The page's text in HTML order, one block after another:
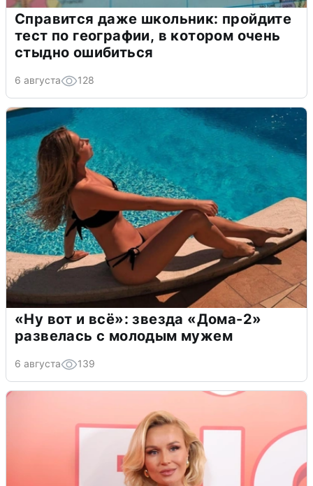
Справится даже школьник: пройдите
тест по географии, в котором очень
стыдно ошибиться
6 августа 128
«Ну вот и всё»: звезда «Дома-2»
развелась с молодым мужем
6 августа 139